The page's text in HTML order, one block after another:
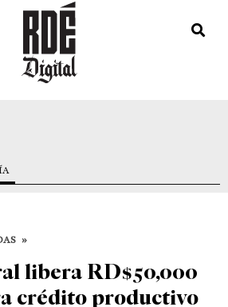
»
libera RD$50,000
crédito productivo